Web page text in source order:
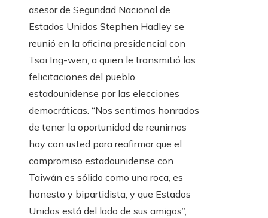
asesor de Seguridad Nacional de
Estados Unidos Stephen Hadley se
reunió en la oficina presidencial con
Tsai Ing-wen, a quien le transmitió las
felicitaciones del pueblo
estadounidense por las elecciones
democráticas. “Nos sentimos honrados
de tener la oportunidad de reunirnos
hoy con usted para reafirmar que el
compromiso estadounidense con
Taiwán es sólido como una roca, es
honesto y bipartidista, y que Estados
Unidos está del lado de sus amigos”,